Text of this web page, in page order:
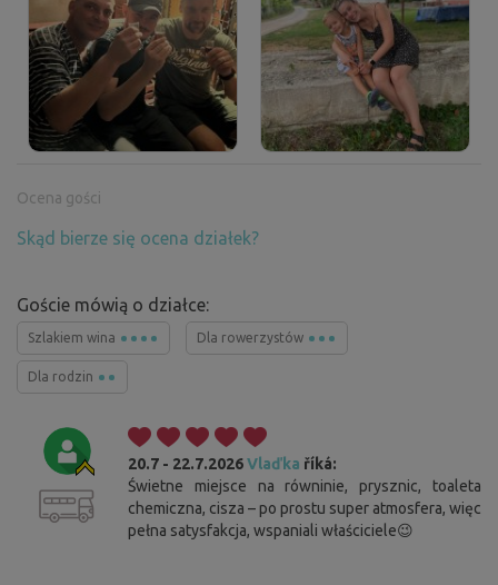
Ocena gości
Skąd bierze się ocena działek?
Goście mówią o działce:
Szlakiem wina Dla rowerzystów
Dla rodzin
20.7 - 22.7.2026Vlaďka říká:
Świetne miejsce na równinie, prysznic, toaleta
chemiczna, cisza – po prostu super atmosfera, więc
pełna satysfakcja, wspaniali właściciele😉